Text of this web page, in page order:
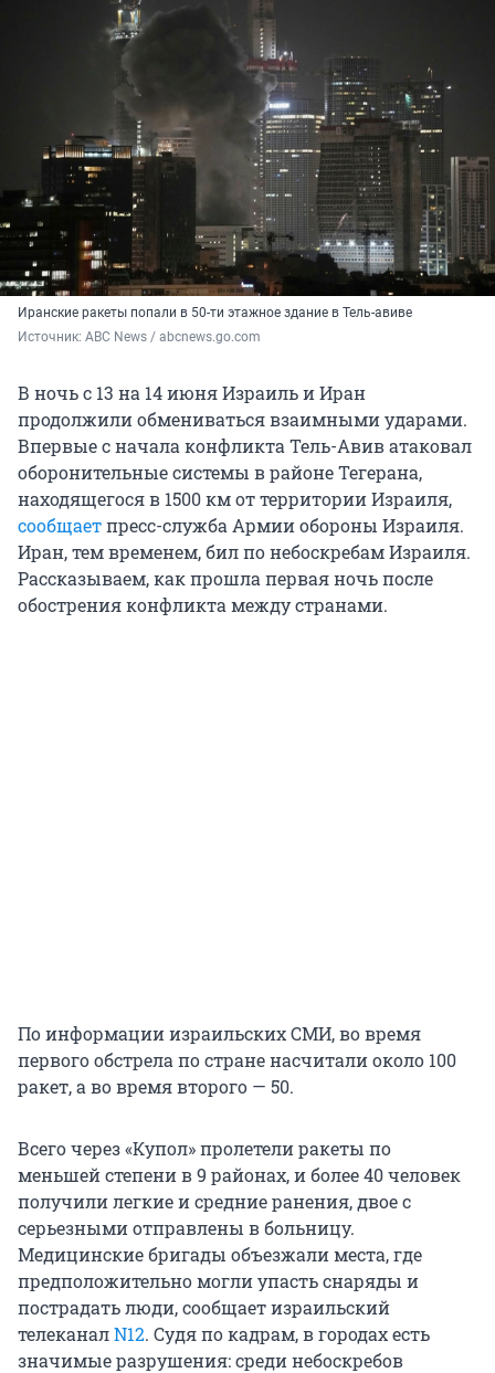
Иранские ракеты попали в 50-ти этажное здание в Тель-авиве
Источник: ABC News / abcnews.go.com
В ночь с 13 на 14 июня Израиль и Иран
продолжили обмениваться взаимными ударами.
Впервые с начала конфликта Тель-Авив атаковал
оборонительные системы в районе Тегерана,
находящегося в 1500 кмот территории Израиля,
сообщаетпресс-служба Армии обороны Израиля.
Иран, тем временем, бил по небоскребам Израиля.
Рассказываем, как прошла первая ночь после
обострения конфликта между странами.
По информации израильских СМИ, во время
первого обстрела по стране насчитали около 100
ракет, а во время второго — 50.
Всего через «Купол» пролетели ракеты по
меньшей степени в 9 районах, и более 40 человек
получили легкие и средние ранения, двое с
серьезными отправлены в больницу.
Медицинские бригады объезжали места, где
предположительно могли упасть снаряды и
пострадать люди, сообщает израильский
телеканалN12. Судя по кадрам, в городах есть
значимые разрушения: среди небоскребов